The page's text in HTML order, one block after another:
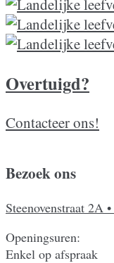
Overtuigd?
Contacteer ons!
Bezoek ons
Steenovenstraat 2A •
Openingsuren:
Enkel op afspraak